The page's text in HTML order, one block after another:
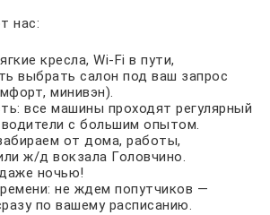
нас:
кресла, Wi-Fi в пути,
выбрать салон под ваш запрос
минивэн).
все машины проходят регулярный
с большим опытом.
от дома, работы,
ж/д вокзала Головчино.
ночью!
не ждем попутчиков —
по вашему расписанию.